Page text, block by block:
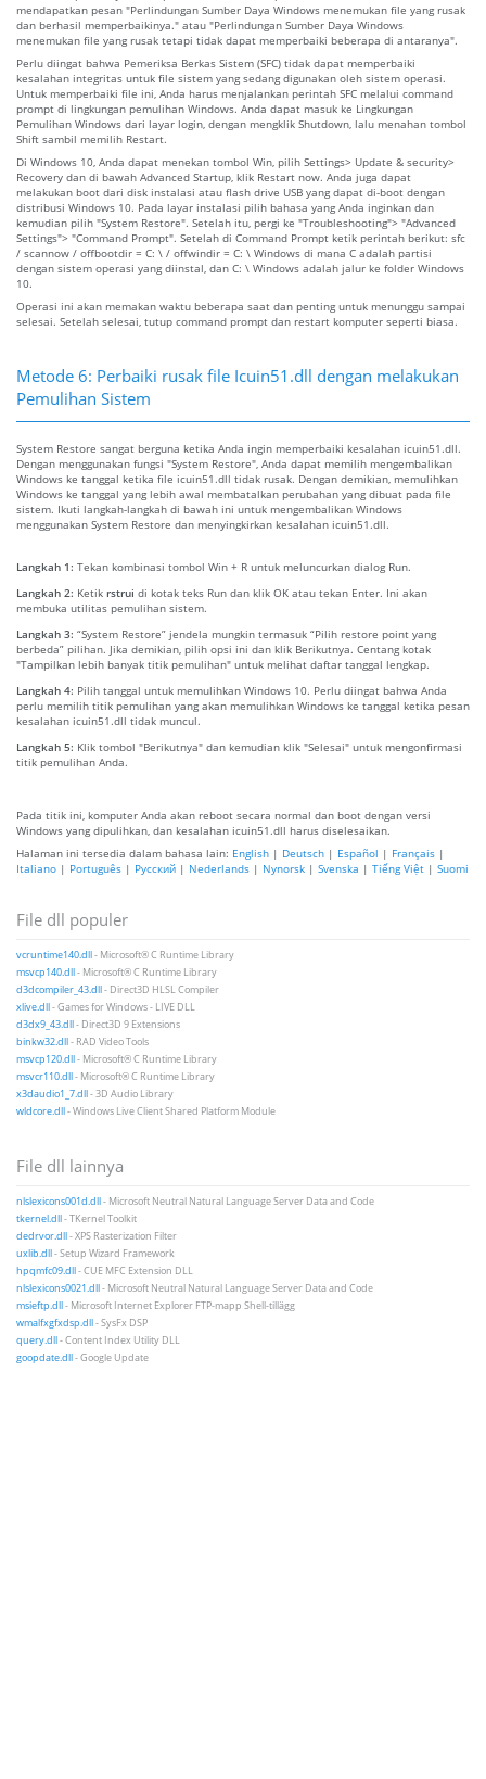
mendapatkan pesan "Perlindungan Sumber Daya Windows menemukan file yang rusak
dan berhasil memperbaikinya." atau "Perlindungan Sumber Daya Windows
menemukan file yang rusak tetapi tidak dapat memperbaiki beberapa di antaranya".
Perlu diingat bahwa Pemeriksa Berkas Sistem (SFC) tidak dapat memperbaiki
kesalahan integritas untuk file sistem yang sedang digunakan oleh sistem operasi.
Untuk memperbaiki file ini, Anda harus menjalankan perintah SFC melalui command
prompt di lingkungan pemulihan Windows. Anda dapat masuk ke Lingkungan
Pemulihan Windows dari layar login, dengan mengklik Shutdown, lalu menahan tombol
Shift sambil memilih Restart.
Di Windows 10, Anda dapat menekan tombol Win, pilih Settings> Update & security>
Recovery dan di bawah Advanced Startup, klik Restart now. Anda juga dapat
melakukan boot dari disk instalasi atau flash drive USB yang dapat di-boot dengan
distribusi Windows 10. Pada layar instalasi pilih bahasa yang Anda inginkan dan
kemudian pilih "System Restore". Setelah itu, pergi ke "Troubleshooting"> "Advanced
Settings"> "Command Prompt". Setelah di Command Prompt ketik perintah berikut: sfc
/ scannow / offbootdir = C: \ / offwindir = C: \ Windows di mana C adalah partisi
dengan sistem operasi yang diinstal, dan C: \ Windows adalah jalur ke folder Windows
10.
Operasi ini akan memakan waktu beberapa saat dan penting untuk menunggu sampai
selesai. Setelah selesai, tutup command prompt dan restart komputer seperti biasa.
Metode 6: Perbaiki rusak file Icuin51.dll dengan melakukan
Pemulihan Sistem
System Restore sangat berguna ketika Anda ingin memperbaiki kesalahan icuin51.dll.
Dengan menggunakan fungsi "System Restore", Anda dapat memilih mengembalikan
Windows ke tanggal ketika file icuin51.dll tidak rusak. Dengan demikian, memulihkan
Windows ke tanggal yang lebih awal membatalkan perubahan yang dibuat pada file
sistem. Ikuti langkah-langkah di bawah ini untuk mengembalikan Windows
menggunakan System Restore dan menyingkirkan kesalahan icuin51.dll.
Langkah 1: Tekan kombinasi tombol Win + R untuk meluncurkan dialog Run.
Langkah 2: Ketik rstrui di kotak teks Run dan klik OK atau tekan Enter. Ini akan
membuka utilitas pemulihan sistem.
Langkah 3: “System Restore” jendela mungkin termasuk “Pilih restore point yang
berbeda” pilihan. Jika demikian, pilih opsi ini dan klik Berikutnya. Centang kotak
"Tampilkan lebih banyak titik pemulihan" untuk melihat daftar tanggal lengkap.
Langkah 4: Pilih tanggal untuk memulihkan Windows 10. Perlu diingat bahwa Anda
perlu memilih titik pemulihan yang akan memulihkan Windows ke tanggal ketika pesan
kesalahan icuin51.dll tidak muncul.
Langkah 5: Klik tombol "Berikutnya" dan kemudian klik "Selesai" untuk mengonfirmasi
titik pemulihan Anda.
Pada titik ini, komputer Anda akan reboot secara normal dan boot dengan versi
Windows yang dipulihkan, dan kesalahan icuin51.dll harus diselesaikan.
Halaman ini tersedia dalam bahasa lain: English | Deutsch | Español | Français |
Italiano | Português | Русский | Nederlands | Nynorsk | Svenska | Tiếng Việt | Suomi
File dll populer
vcruntime140.dll- Microsoft® C Runtime Library
msvcp140.dll- Microsoft® C Runtime Library
d3dcompiler_43.dll- Direct3D HLSL Compiler
xlive.dll- Games for Windows - LIVE DLL
d3dx9_43.dll- Direct3D 9 Extensions
binkw32.dll- RAD Video Tools
msvcp120.dll- Microsoft® C Runtime Library
msvcr110.dll- Microsoft® C Runtime Library
x3daudio1_7.dll- 3D Audio Library
wldcore.dll- Windows Live Client Shared Platform Module
File dll lainnya
nlslexicons001d.dll- Microsoft Neutral Natural Language Server Data and Code
tkernel.dll- TKernel Toolkit
dedrvor.dll- XPS Rasterization Filter
uxlib.dll- Setup Wizard Framework
hpqmfc09.dll- CUE MFC Extension DLL
nlslexicons0021.dll- Microsoft Neutral Natural Language Server Data and Code
msieftp.dll- Microsoft Internet Explorer FTP-mapp Shell-tillägg
wmalfxgfxdsp.dll- SysFx DSP
query.dll- Content Index Utility DLL
goopdate.dll- Google Update